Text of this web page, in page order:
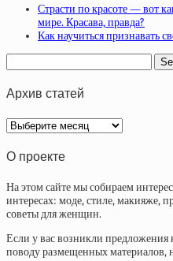
Страсти по красоте — вот
мире. Красава, правда?
Как научиться признавать
Архив статей
Архив
статей
О проекте
На этом сайте мы собираем
интересах: моде, стиле, макияже,
советы для женщин.
Если у вас возникли предложения
поводу размещенных материалов,